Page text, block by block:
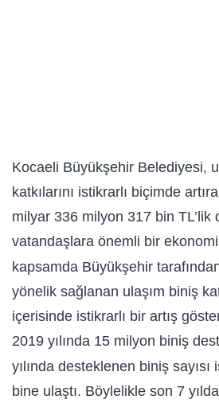
Kocaeli Büyükşehir Belediyesi,
katkılarını istikrarlı biçimde
milyar 336 milyon 317 bin TL’lik
vatandaşlara önemli bir
kapsamda Büyükşehir
yönelik sağlanan ulaşım biniş
içerisinde istikrarlı bir artış
2019 yılında 15 milyon biniş
yılında desteklenen biniş
bine ulaştı. Böylelikle son 7